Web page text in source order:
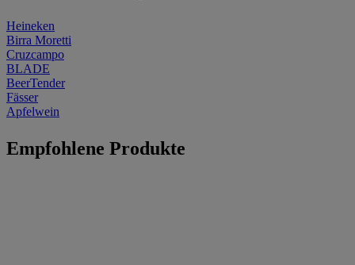
Heineken
Birra Moretti
Cruzcampo
BLADE
BeerTender
Fässer
Apfelwein
Empfohlene Produkte